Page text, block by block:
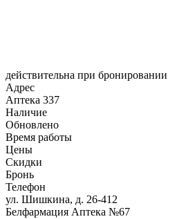
действительна при бронировании
Адрес
Аптека 337
Наличие
Обновлено
Время работы
Цены
Скидки
Бронь
Телефон
ул. Шишкина, д. 26-412
Белфармация Аптека №67